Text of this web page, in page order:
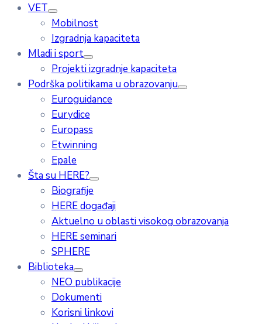
VET
Mobilnost
Izgradnja kapaciteta
Mladi i sport
Projekti izgradnje kapaciteta
Podrška politikama u obrazovanju
Euroguidance
Eurydice
Europass
Etwinning
Epale
Šta su HERE?
Biografije
HERE događaji
Aktuelno u oblasti visokog obrazovanja
HERE seminari
SPHERE
Biblioteka
NEO publikacije
Dokumenti
Korisni linkovi